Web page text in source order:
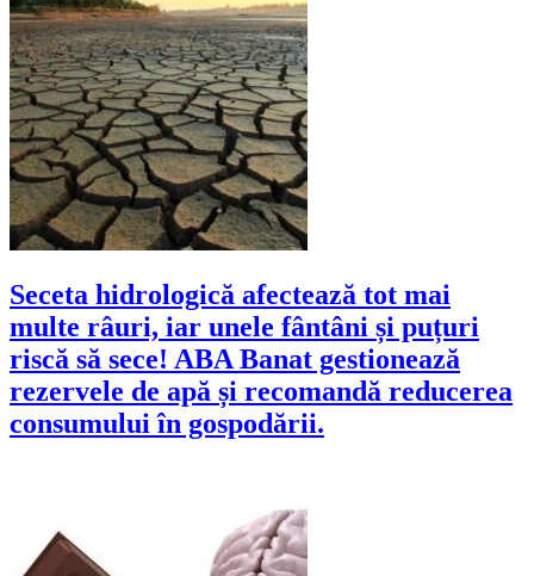
Seceta hidrologică afectează tot mai
multe râuri, iar unele fântâni și puțuri
riscă să sece! ABA Banat gestionează
rezervele de apă și recomandă reducerea
consumului în gospodării.